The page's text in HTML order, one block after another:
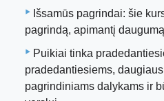
Išsamūs pagrindai: šie
pagrindą, apimantį
Puikiai tinka
pradedantiesiems,
pagrindiniams dalykams ir